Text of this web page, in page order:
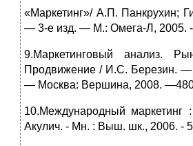
«Маркетинг»/ А.П. Панкрухин;
— 3-е изд. — М.: Омега-Л, 2005. -
9.Маркетинговый анализ.
Продвижение / И.С. Березин. —
— Москва: Вершина, 2008.
10.Международный маркетинг
Акулич. - Мн. : Выш. шк., 2006. -